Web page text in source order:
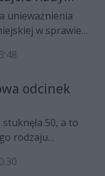
unieważnienia
w sprawie
Regionalną
do Radnych
o
z prezydentem
i nie
jaką jest
odcinek
50, a to
rodzaju
się program